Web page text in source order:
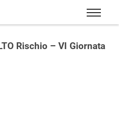
Rischio – VI Giornata